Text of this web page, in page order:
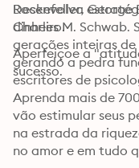
Rockefeller, George
Charles M. Schwab.
gerações inteiras de
gerando a pedra
escritores de
Desenvolva
dinheiro.
Aperfeiçoe a
sucesso.
Aprenda mais de
vão estimular seus
na estrada da
no amor e em tudo